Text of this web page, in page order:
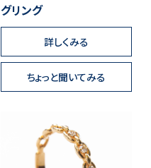
グリング
詳しくみる
ちょっと聞いてみる